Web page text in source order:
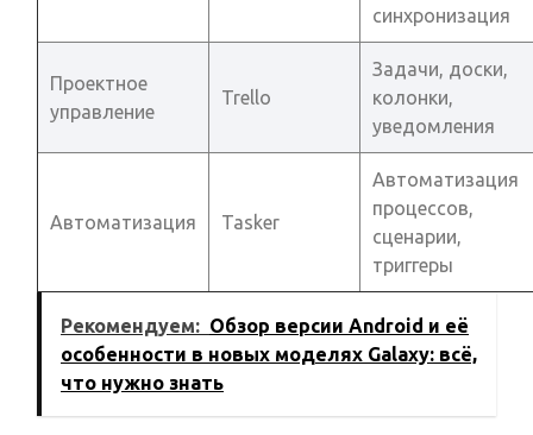
синхронизация
Проектное
управление
Trello
Задачи, доски,
колонки,
уведомления
Автоматизация Tasker
Автоматизация
процессов,
сценарии,
триггеры
Рекомендуем: Обзор версии Android и её
особенности в новых моделях Galaxy: всё,
что нужно знать